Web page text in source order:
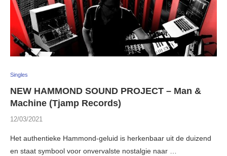
Singles
NEW HAMMOND SOUND PROJECT – Man &
Machine (Tjamp Records)
12/03/2021
Het authentieke Hammond-geluid is herkenbaar uit de duizend
en staat symbool voor onvervalste nostalgie naar …